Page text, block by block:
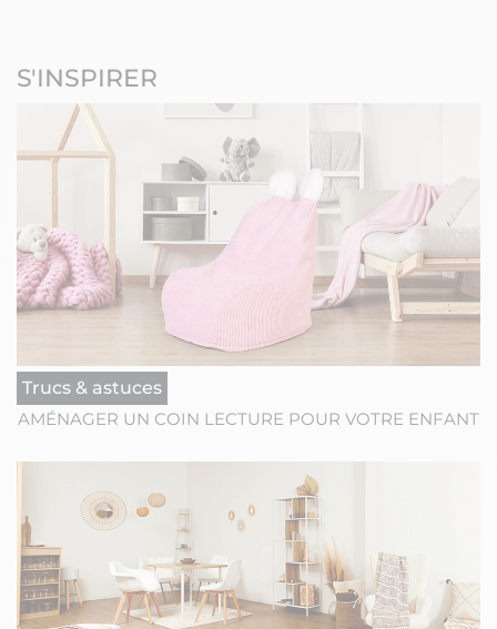
S'INSPIRER
Trucs & astuces
AMÉNAGER UN COIN LECTURE POUR VOTRE ENFANT